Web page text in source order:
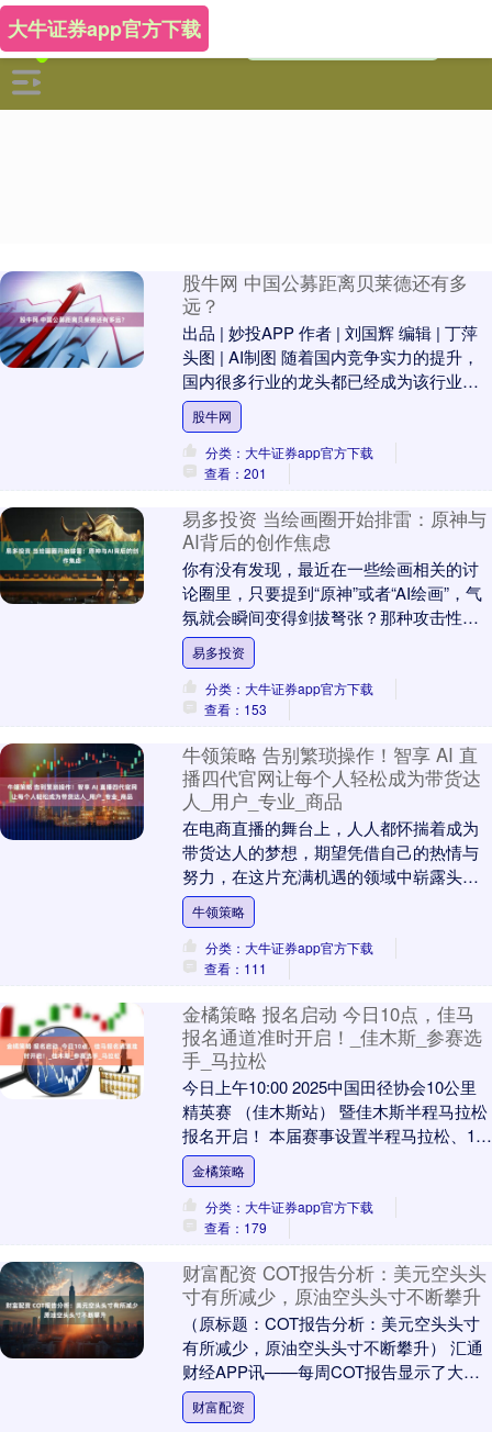
大牛证券app官方下载
股牛网 中国公募距离贝莱德还有多
远？
出品 | 妙投APP 作者 | 刘国辉 编辑 | 丁萍
头图 | AI制图 随着国内竞争实力的提升，
国内很多行业的龙头都已经成为该行业的
全球领先者。不过有个领域....
股牛网
分类：大牛证券app官方下载
查看：201
易多投资 当绘画圈开始排雷：原神与
AI背后的创作焦虑
你有没有发现，最近在一些绘画相关的讨
论圈里，只要提到“原神”或者“AI绘画”，气
氛就会瞬间变得剑拔弩张？那种攻击性，
简直像踩到了地雷区，稍微说错一句话就
可能被喷....
易多投资
分类：大牛证券app官方下载
查看：153
牛领策略 告别繁琐操作！智享 AI 直
播四代官网让每个人轻松成为带货达
人_用户_专业_商品
在电商直播的舞台上，人人都怀揣着成为
带货达人的梦想，期望凭借自己的热情与
努力，在这片充满机遇的领域中崭露头
角，（智享AI直播四代官网下载：
xyyx7667)收获....
牛领策略
分类：大牛证券app官方下载
查看：111
金橘策略 报名启动 今日10点，佳马
报名通道准时开启！_佳木斯_参赛选
手_马拉松
今日上午10:00 2025中国田径协会10公里
精英赛 （佳木斯站） 暨佳木斯半程马拉松
报名开启！ 本届赛事设置半程马拉松、10
公里精英赛、欢乐跑（约5公里）....
金橘策略
分类：大牛证券app官方下载
查看：179
财富配资 COT报告分析：美元空头头
寸有所减少，原油空头头寸不断攀升
（原标题：COT报告分析：美元空头头寸
有所减少，原油空头头寸不断攀升） 汇通
财经APP讯——每周COT报告显示了大型
投机者和资管公司在芝加哥商品交易所期
货市场中....
财富配资